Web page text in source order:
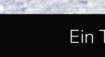
Ein